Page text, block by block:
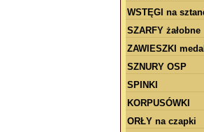
WSTĘGI na
SZARFY żałobne
ZAWIESZKI
SZNURY OSP
SPINKI
KORPUSÓWKI
ORŁY na czapki